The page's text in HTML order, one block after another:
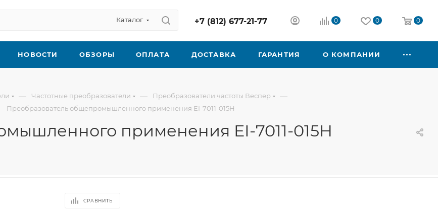
Каталог +7 (812) 677-21-77 0 0 0
НОВОСТИ ОБЗОРЫ ОПЛАТА ДОСТАВКА ГАРАНТИЯ О КОМПАНИИ
— Частотные преобразователи — Преобразователи частоты Веспер —
Преобразователь общепромышленного применения EI-7011-015H
применения EI-7011-015H
СРАВНИТЬ